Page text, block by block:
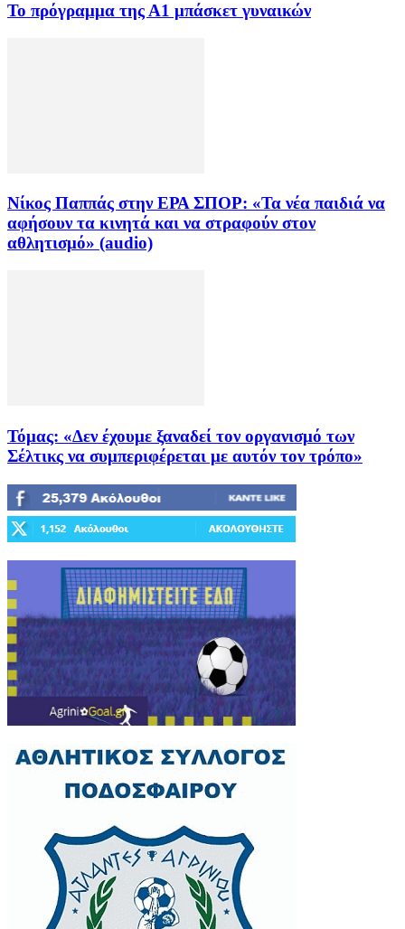
Το πρόγραμμα της Α1 μπάσκετ γυναικών
Νίκος Παππάς στην ΕΡΑ ΣΠΟΡ: «Τα νέα παιδιά να
αφήσουν τα κινητά και να στραφούν στον
αθλητισμό» (audio)
Τόμας: «Δεν έχουμε ξαναδεί τον οργανισμό των
Σέλτικς να συμπεριφέρεται με αυτόν τον τρόπο»